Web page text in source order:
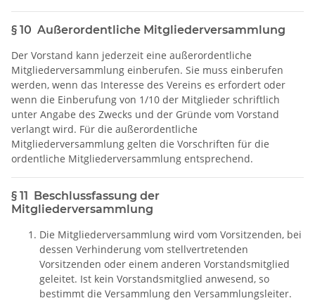
§ 10 Außerordentliche Mitgliederversammlung
Der Vorstand kann jederzeit eine außerordentliche
Mitgliederversammlung einberufen. Sie muss einberufen
werden, wenn das Interesse des Vereins es erfordert oder
wenn die Einberufung von 1/10 der Mitglieder schriftlich
unter Angabe des Zwecks und der Gründe vom Vorstand
verlangt wird. Für die außerordentliche
Mitgliederversammlung gelten die Vorschriften für die
ordentliche Mitgliederversammlung entsprechend.
§ 11 Beschlussfassung der
Mitgliederversammlung
Die Mitgliederversammlung wird vom Vorsitzenden, bei
dessen Verhinderung vom stellvertretenden
Vorsitzenden oder einem anderen Vorstandsmitglied
geleitet. Ist kein Vorstandsmitglied anwesend, so
bestimmt die Versammlung den Versammlungsleiter.